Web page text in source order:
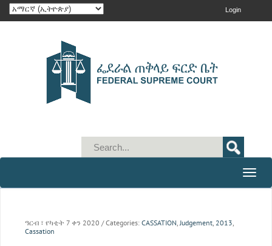
Login
Toggle
ዓርብ ፣ የካቲት 7 ቀን 2020 / Categories: CASSATION,Judgement, 2013,
Cassation